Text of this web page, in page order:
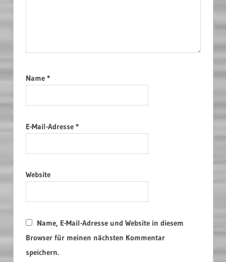
Name *
E-Mail-Adresse *
Website
Name, E-Mail-Adresse und Website in diesem
Browser für meinen nächsten Kommentar
speichern.